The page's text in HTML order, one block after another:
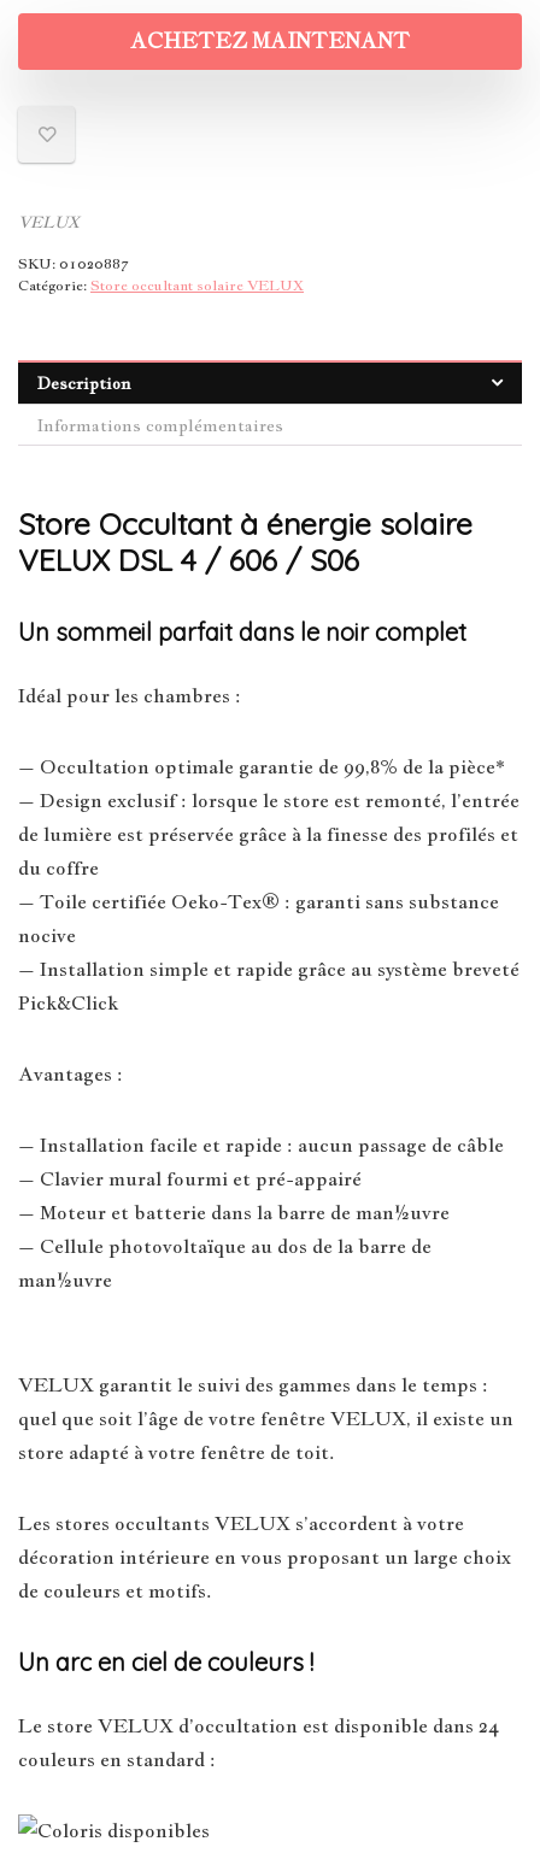
ACHETEZ MAINTENANT
VELUX
SKU:01020887
Catégorie:Store occultant solaire VELUX
Description
Informations complémentaires
Store Occultant à énergie solaire
VELUX DSL 4 / 606 / S06
Un sommeil parfait dans le noir complet
Idéal pour les chambres :
– Occultation optimale garantie de 99,8% de la pièce*
– Design exclusif : lorsque le store est remonté, l’entrée
de lumière est préservée grâce à la finesse des profilés et
du coffre
– Toile certifiée Oeko-Tex® : garanti sans substance
nocive
– Installation simple et rapide grâce au système breveté
Pick&Click
Avantages :
– Installation facile et rapide : aucun passage de câble
– Clavier mural fourmi et pré-appairé
– Moteur et batterie dans la barre de man½uvre
– Cellule photovoltaïque au dos de la barre de
man½uvre
VELUX garantit le suivi des gammes dans le temps :
quel que soit l’âge de votre fenêtre VELUX, il existe un
store adapté à votre fenêtre de toit.
Les stores occultants VELUX s’accordent à votre
décoration intérieure en vous proposant un large choix
de couleurs et motifs.
Un arc en ciel de couleurs !
Le store VELUX d’occultation est disponible dans 24
couleurs en standard :